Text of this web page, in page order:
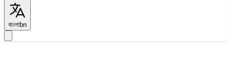
বাংলাbn